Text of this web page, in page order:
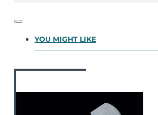
YOU MIGHT LIKE